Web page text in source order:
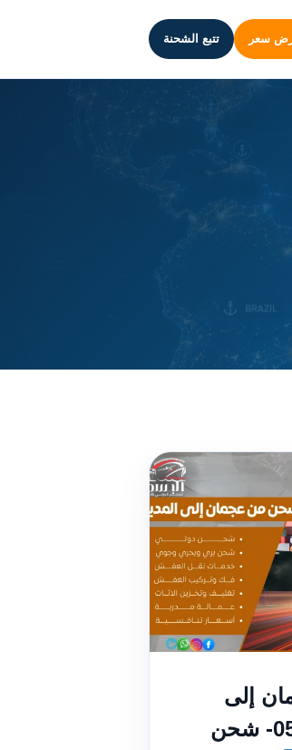
سعر تتبع الشحنة
إلى
المدينة | 0557643821- شحن